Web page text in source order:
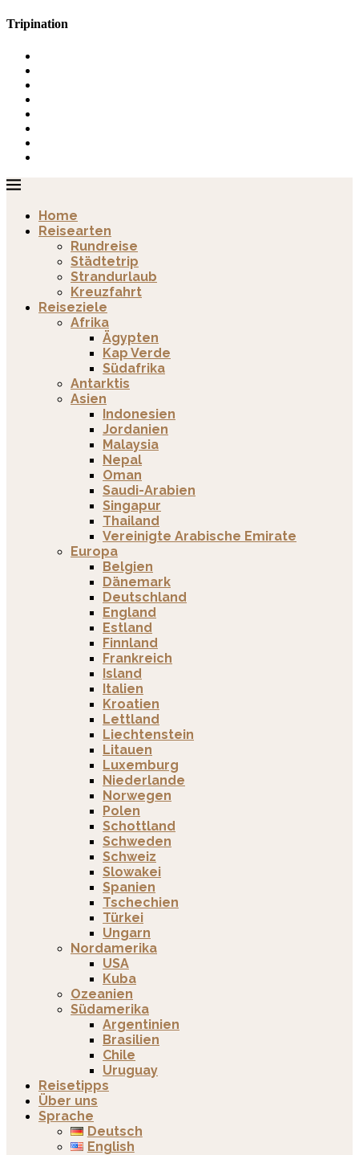
Tripination
Home
Reisearten
Rundreise
Städtetrip
Strandurlaub
Kreuzfahrt
Reiseziele
Afrika
Ägypten
Kap Verde
Südafrika
Antarktis
Asien
Indonesien
Jordanien
Malaysia
Nepal
Oman
Saudi-Arabien
Singapur
Thailand
Vereinigte Arabische Emirate
Europa
Belgien
Dänemark
Deutschland
England
Estland
Finnland
Frankreich
Island
Italien
Kroatien
Lettland
Liechtenstein
Litauen
Luxemburg
Niederlande
Norwegen
Polen
Schottland
Schweden
Schweiz
Slowakei
Spanien
Tschechien
Türkei
Ungarn
Nordamerika
USA
Kuba
Ozeanien
Südamerika
Argentinien
Brasilien
Chile
Uruguay
Reisetipps
Über uns
Sprache
Deutsch
English